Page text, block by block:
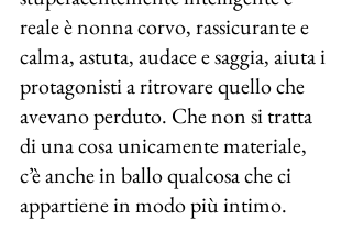
reale è nonna corvo, rassicurante e
calma, astuta, audace e saggia, aiuta i
protagonisti a ritrovare quello che
avevano perduto. Che non si tratta
di una cosa unicamente materiale,
c’è anche in ballo qualcosa che ci
appartiene in modo più intimo.